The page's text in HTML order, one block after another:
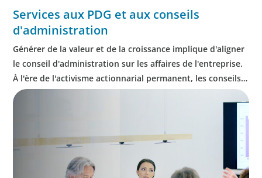
Services aux PDG et aux conseils
d'administration
Générer de la valeur et de la croissance implique d'aligner
le conseil d'administration sur les affaires de l'entreprise.
À l'ère de l'activisme actionnarial permanent, les conseils
d'administration subissent une pression accrue pour
conformité rigoureuse et protéger l'ensemble des parties
prenantes.